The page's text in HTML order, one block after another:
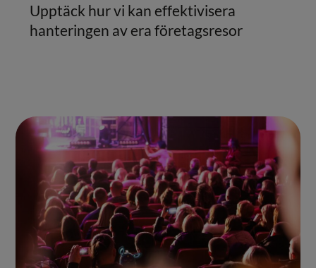
Upptäck hur vi kan effektivisera
hanteringen av era företagsresor